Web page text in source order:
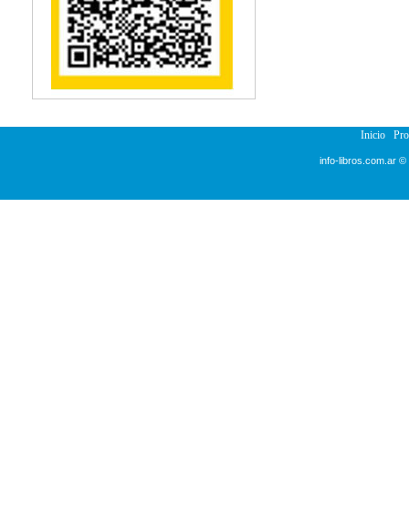
Reumatología
Salud Pública
Semiología
Terapia Ocupacional
Urología
Inicio
info-libros.com.ar